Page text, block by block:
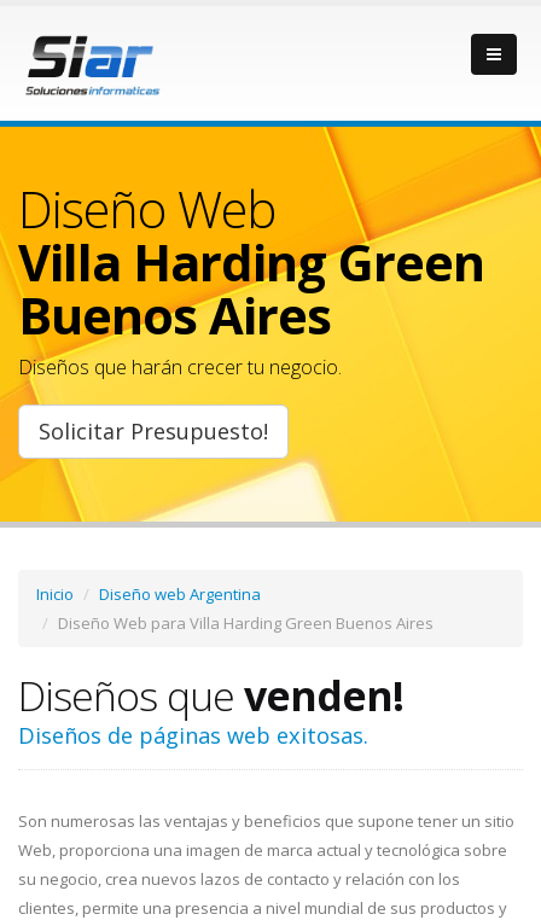
Diseño Web
Villa Harding Green
Buenos Aires
Diseños que harán crecer tu negocio.
Solicitar Presupuesto!
Inicio
Diseño web Argentina
Diseño Web para Villa Harding Green Buenos Aires
Diseños quevenden!
Diseños de páginas web exitosas.
Son numerosas las ventajas y beneficios que supone tener un sitio
Web, proporciona una imagen de marca actual y tecnológica sobre
su negocio, crea nuevos lazos de contacto y relación con los
clientes, permite una presencia a nivel mundial de sus productos y